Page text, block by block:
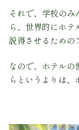
それで、学校の
ら、世界的にホ
説得させるための
なので、ホテルの
らというよりは、